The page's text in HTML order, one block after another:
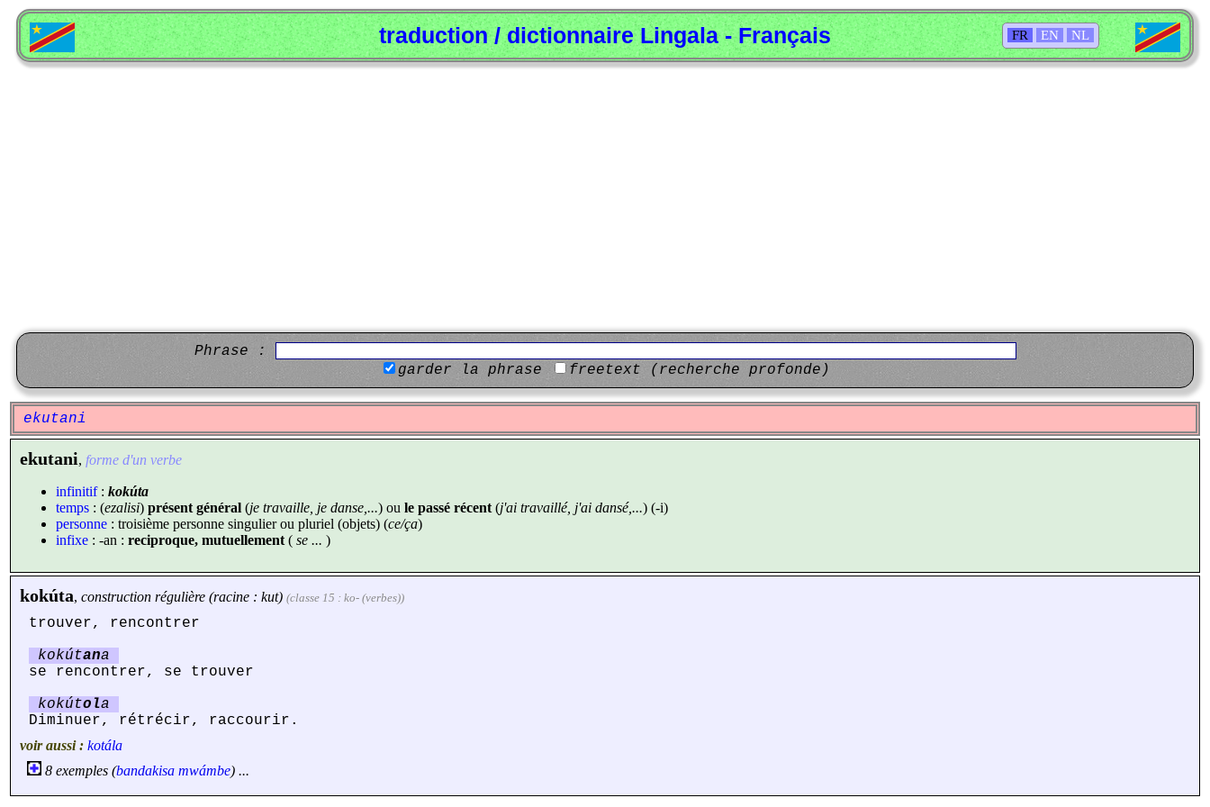
FR EN NL
traduction / dictionnaire Lingala - Français
Phrase :
garder la phrase
freetext (recherche profonde)
ekutani
ekutani, forme d'un verbe
infinitif: kokúta
temps : (ezalisi) présent général (je travaille, je danse,...) ou le passé récent (j'ai travaillé, j'ai dansé,...) (-i)
personne : troisième personne singulier ou pluriel (objets) (ce/ça)
infixe : -an : reciproque, mutuellement ( se ... )
kokúta, construction régulière (racine : kut) (classe 15 : ko- (verbes))
trouver, rencontrer
kokútana
se rencontrer, se trouver
kokútola
Diminuer, rétrécir, raccourir.
voir aussi : kotála
8 exemples (bandakisa mwámbe) ...